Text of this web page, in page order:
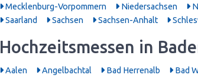
Mecklenburg-Vorpommern
Niedersachsen
Saarland
Sachsen Sachsen-Anhalt
Hochzeitsmessen in
Aalen Angelbachtal Bad Herrenalb Bad